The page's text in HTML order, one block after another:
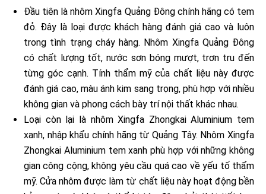
Đầu tiên là nhôm Xingfa Quảng Đông chính hãng có tem
đỏ. Đây là loại được khách hàng đánh giá cao và luôn
trong tình trạng cháy hàng. Nhôm Xingfa Quảng Đông
có chất lượng tốt, nước sơn bóng mượt, trơn tru đến
từng góc cạnh. Tính thẩm mỹ của chất liệu này được
đánh giá cao, màu ánh kim sang trọng, phù hợp với nhiều
không gian và phong cách bày trí nội thất khác nhau.
Loại còn lại là nhôm Xingfa Zhongkai Aluminium tem
xanh, nhập khẩu chính hãng từ Quảng Tây. Nhôm Xingfa
Zhongkai Aluminium tem xanh phù hợp với những không
gian công cộng, không yêu cầu quá cao về yếu tố thẩm
mỹ. Cửa nhôm được làm từ chất liệu này hoạt động bền